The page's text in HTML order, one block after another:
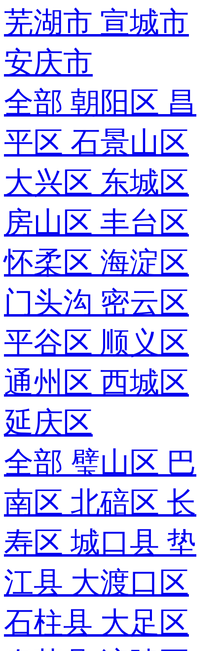
芜湖市 宣城市
安庆市
全部 朝阳区 昌
平区 石景山区
大兴区 东城区
房山区 丰台区
怀柔区 海淀区
门头沟 密云区
平谷区 顺义区
通州区 西城区
延庆区
全部 璧山区 巴
南区 北碚区 长
寿区 城口县 垫
江县 大渡口区
石柱县 大足区